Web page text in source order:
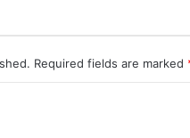
Required fields are marked